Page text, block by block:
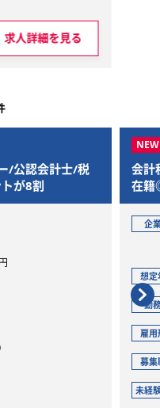
求人詳細を見る
/公認会計士/税
が8割
会計
在籍
企
想定
勤
雇用
募集
未経